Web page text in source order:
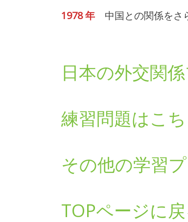
1978 年中国との関係をさ
日本の外交関
練習問題はこ
その他の学習
TOPページに